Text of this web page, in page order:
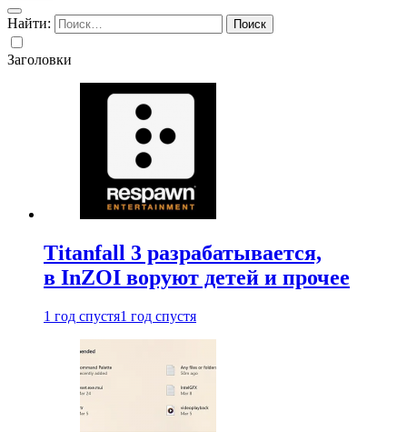
Найти:
Заголовки
Titanfall 3 разрабатывается,
в InZOI воруют детей и прочее
1 год спустя1 год спустя